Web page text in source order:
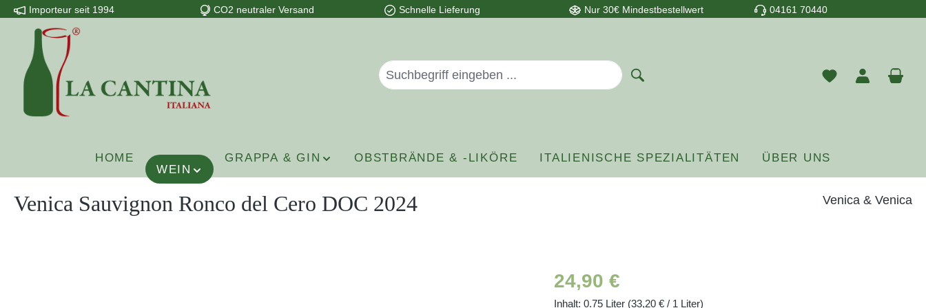
Hauptinhalt springen
Zur Suche springen
Zur Hauptnavigation springen
Importeur seit 1994 CO2 neutraler Versand Schnelle Lieferung Nur 30€ Mindestbestellwert 04161 70440
Du hast 0
HOME
WEIN
GRAPPA & GIN OBSTBRÄNDE & -LIKÖRE ITALIENISCHE SPEZIALITÄTEN ÜBER UNS
Venica Sauvignon Ronco del Cero DOC 2024 Venica & Venica
Regulärer Preis:
24,90 €
Inhalt: 0.75 Liter (33,20 € / 1 Liter)